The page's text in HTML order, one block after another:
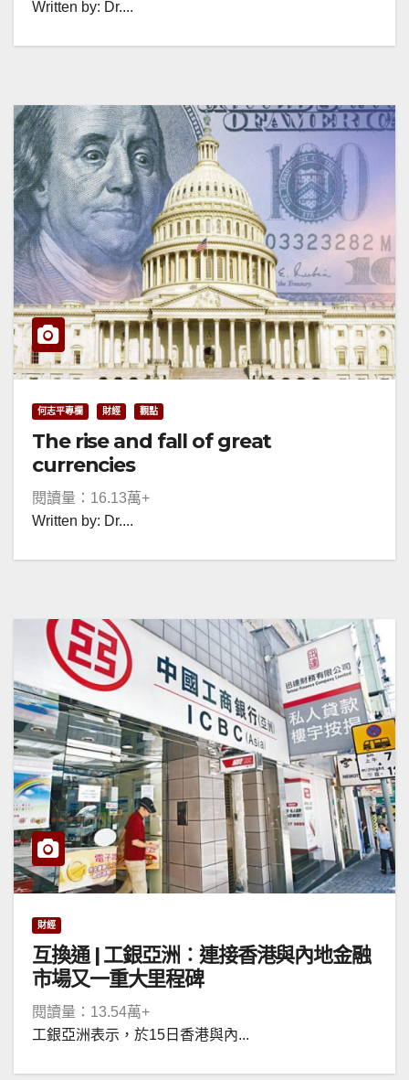
Written by: Dr....
何志平專欄 財經 觀點
The rise and fall of great
currencies
閱讀量：16.13萬+
Written by: Dr....
財經
互換通 | 工銀亞洲︰連接香港與內地金融
市場又一重大里程碑
閱讀量：13.54萬+
工銀亞洲表示，於15日香港與內...